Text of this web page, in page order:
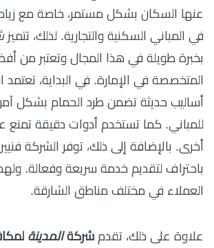
عنها السكان بشكل مستمر، خاصة مع
في المباني السكنية والتجارية. لذلك، تتميز
بخبرة طويلة في هذا المجال وتعتبر من
المتخصصة في الإمارة. في البداية،
أساليب حديثة تضمن طرد الحمام بشكل
للمباني. كما تستخدم أدوات دقيقة تمنع
أخرى. بالإضافة إلى ذلك، توفر الشركة
باحتراف لتقديم خدمة سريعة وفعالة.
العملاء في مختلف مناطق الشارقة.
علاوة على ذلك، تقدم شركةالمدينة